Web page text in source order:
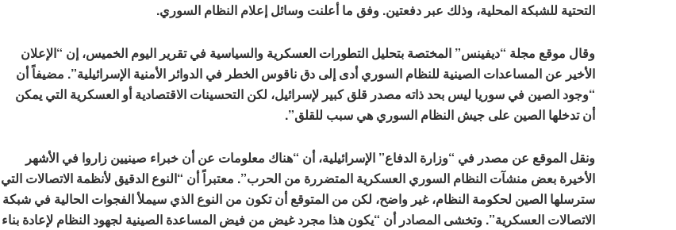
التحتية للشبكة المحلية، وذلك عبر دفعتين. وفق ما أعلنت وسائل إعلام النظام السوري.
وقال موقع مجلة “ديفينس” المختصة بتحليل التطورات العسكرية والسياسية في تقرير اليوم الخميس، إن “الإعلان
الأخير عن المساعدات الصينية للنظام السوري أدى إلى دق ناقوس الخطر في الدوائر الأمنية الإسرائيلية”. مضيفاً أن
“وجود الصين في سوريا ليس بحد ذاته مصدر قلق كبير لإسرائيل، لكن التحسينات الاقتصادية أو العسكرية التي يمكن
أن تدخلها الصين على جيش النظام السوري هي سبب للقلق”.
ونقل الموقع عن مصدر في “وزارة الدفاع” الإسرائيلية، أن “هناك معلومات عن أن خبراء صينيين زاروا في الأشهر
الأخيرة بعض منشآت النظام السوري العسكرية المتضررة من الحرب”. معتبراً أن “النوع الدقيق لأنظمة الاتصالات التي
سترسلها الصين لحكومة النظام، غير واضح، لكن من المتوقع أن تكون من النوع الذي سيملأ الفجوات الحالية في شبكة
الاتصالات العسكرية”. وتخشى المصادر أن “يكون هذا مجرد غيض من فيض المساعدة الصينية لجهود النظام لإعادة بناء